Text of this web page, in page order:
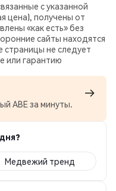
с указанной
цена), получены от
«как есть» без
сайты находятся
страницы не следует
или гарантию
ABE за минуты.
Медвежий тренд